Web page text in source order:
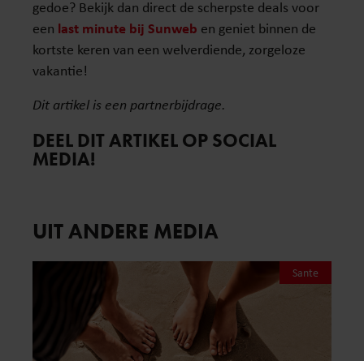
gedoe? Bekijk dan direct de scherpste deals voor
een last minute bij Sunweb en geniet binnen de
kortste keren van een welverdiende, zorgeloze
vakantie!
Dit artikel is een partnerbijdrage.
DEEL DIT ARTIKEL OP SOCIAL
MEDIA!
UIT ANDERE MEDIA
Sante